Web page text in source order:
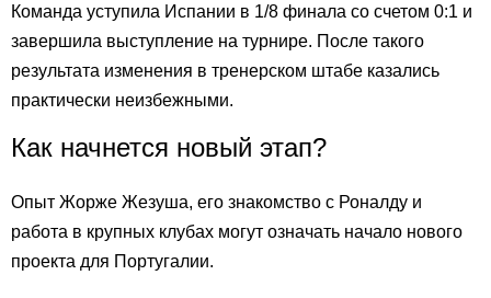
Команда уступила Испании в 1/8 финала со счетом 0:1 и
завершила выступление на турнире. После такого
результата изменения в тренерском штабе казались
практически неизбежными.
Как начнется новый этап?
Опыт Жорже Жезуша, его знакомство с Роналду и
работа в крупных клубах могут означать начало нового
проекта для Португалии.